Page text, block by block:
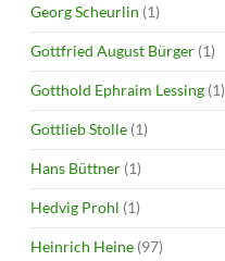
Georg Scheurlin (1)
Gottfried August Bürger (1)
Gotthold Ephraim Lessing (1)
Gottlieb Stolle (1)
Hans Büttner (1)
Hedvig Prohl (1)
Heinrich Heine (97)